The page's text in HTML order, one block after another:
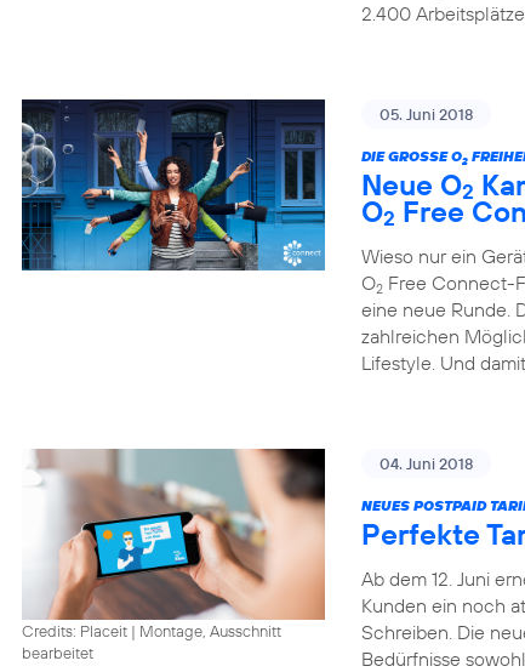
2.400
05. Juni 2018
DIE GROSSE O 2
Neue O2
O2 Free
Wieso nur ein
O2 Free Connect-
eine neue Runde.
zahlreichen
Lifestyle. Und
Credits: Placeit | Montage, Ausschnitt
bearbeitet
04. Juni 2018
NEUES POSTPAID
Perfekte
Ab dem 12. Juni
Kunden ein noch
Schreiben. Die
Bedürfnisse